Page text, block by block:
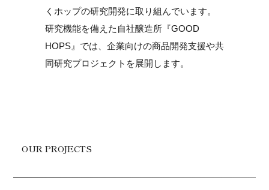
くホップの研究開発に取り組んでいます。
研究機能を備えた自社醸造所『GOOD
HOPS』では、 企業向けの商品開発支援や共
同研究プロジェクトを展開します。
OUR PROJECTS